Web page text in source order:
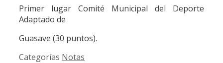
Primer lugar Comité Municipal del Deporte
Adaptado de
Guasave (30 puntos).
Categorías Notas